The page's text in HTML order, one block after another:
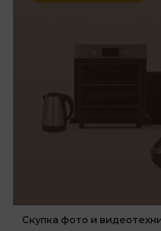
Скупка фото и